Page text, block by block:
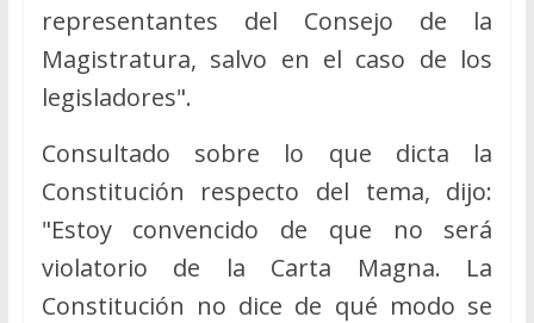
representantes del Consejo de la
Magistratura, salvo en el caso de los
legisladores".
Consultado sobre lo que dicta la
Constitución respecto del tema, dijo:
"Estoy convencido de que no será
violatorio de la Carta Magna. La
Constitución no dice de qué modo se